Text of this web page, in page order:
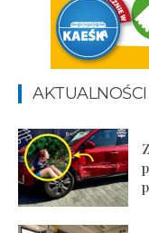
AKTUALNOŚCI